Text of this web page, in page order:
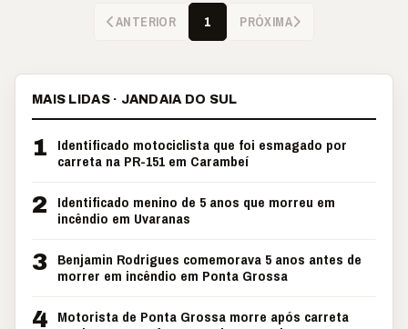
ANTERIOR 1 PRÓXIMA
MAIS LIDAS · JANDAIA DO SUL
1
Identificado motociclista que foi esmagado por
carreta na PR-151 em Carambeí
2
Identificado menino de 5 anos que morreu em
incêndio em Uvaranas
3 Benjamin Rodrigues comemorava 5 anos antes de
morrer em incêndio em Ponta Grossa
4 Motorista de Ponta Grossa morre após carreta